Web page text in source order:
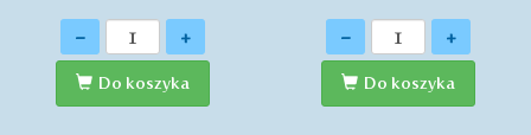
Ilość
- +
Do koszyka
Ilość
- +
Do koszyka